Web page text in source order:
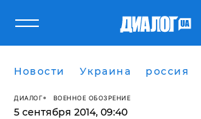
Новости Украина россия
ДИАЛОГ ВОЕННОЕ ОБОЗРЕНИЕ
5 сентября 2014, 09:40